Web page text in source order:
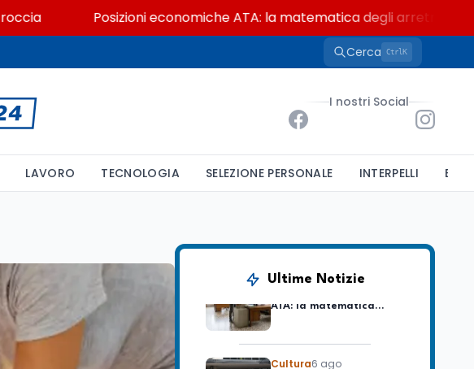
Posizioni economiche ATA: la matematica degli arretrati fino a
Cerca CtrlK
I nostri Social
LAVORO TECNOLOGIA SELEZIONE PERSONALE INTERPELLI
Ultime Notizie
Ricerca6 ago
farmaco anti-tumore
che accende la glicolisi
Ricerca6 ago
Il rivelatore che 'vede' i
reattori spenti
Scuola6 ago
ATA: la matematica
Cultura6 ago
Spesa culturale in